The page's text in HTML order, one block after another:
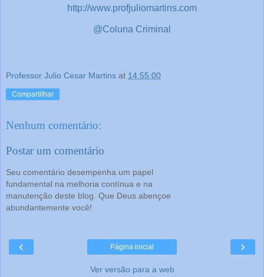
http://www.profjuliomartins.com
@Coluna Criminal
Professor Julio Cesar Martins at 14:55:00
Compartilhar
Nenhum comentário:
Postar um comentário
Seu comentário desempenha um papel
fundamental na melhoria contínua e na
manutenção deste blog. Que Deus abençoe
abundantemente você!
‹ ›
Página inicial
Ver versão para a web